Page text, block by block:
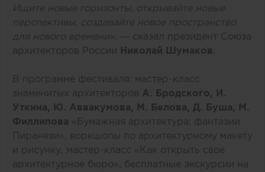
Ищите новые горизонты, открывайте новые
перспективы, создавайте новое пространство
для нового времени»
, — сказал президент Союза
архитекторов России
Николай Шумаков
В программе фестиваля: мастер-класс
знаменитых архитекторов А. Бродского, И.
Уткина, Ю. Аввакумова, М. Белова, Д. Буша, М.
Филлипова «Бумажная архитектура: фантазии
Пиранези», воркшопы по архитектурному макету
и рисунку, мастер-класс «Как открыть свое
архитектурное бюро», бесплатные экскурсии на